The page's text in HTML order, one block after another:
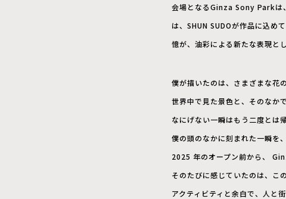
会場となるGinza Sony Parkは
は、SHUN SUDOが作品に込め
憶が、油彩による新たな表現と
僕が描いたのは、さまざまな花
世界中で見た景色と、そのなか
なにげない一瞬はもう二度とは
僕の頭のなかに刻まれた一瞬を
2025 年のオープン前から、
そのたびに感じていたのは、こ
アクティビティと余白で、人と